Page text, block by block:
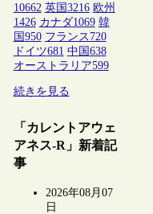
10662 英国 3216 欧州
1426 カナダ1069 韓
国 950 フランス 720
ドイツ681 中国 638
オーストラリア599
続きを見る
「カレントアウェ
アネス-R」新着記
事
2026年08月07
日